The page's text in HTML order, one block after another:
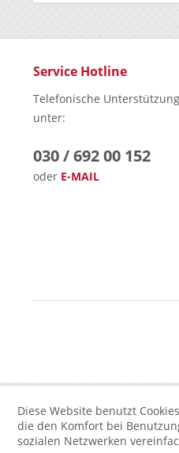
Service Hotline
Telefonische
unter:
030 / 692 00 152
oder E-MAIL
Diese Website benutzt
die den Komfort bei
sozialen Netzwerken